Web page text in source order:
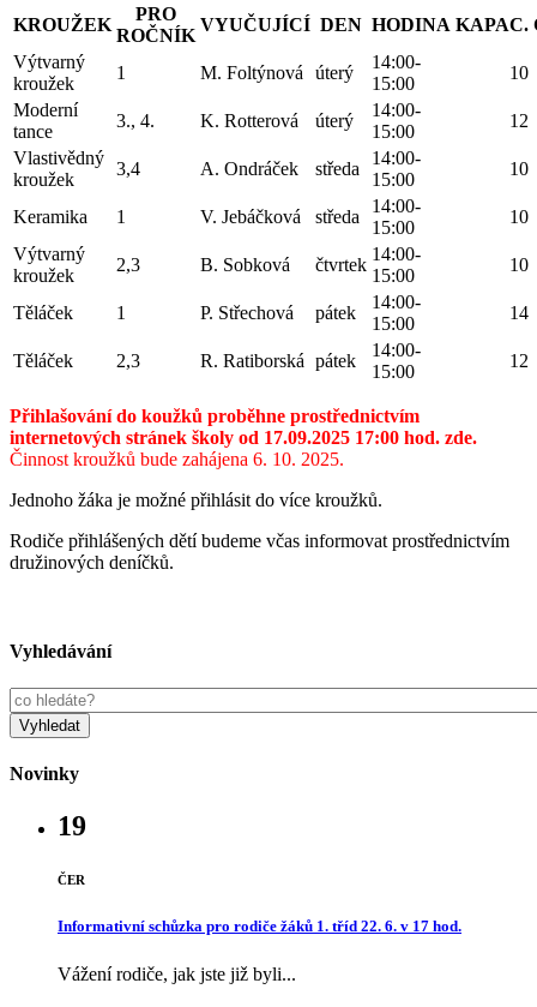
KROUŽEK
PRO
ROČNÍK
VYUČUJÍCÍ DEN HODINA KAPAC.
Výtvarný
kroužek
1 M. Foltýnová úterý
14:00-
15:00
10
Moderní
tance
3., 4. K. Rotterová úterý
14:00-
15:00
12
Vlastivědný
kroužek
3,4 A. Ondráček středa
14:00-
15:00
10
Keramika 1 V. Jebáčková středa
14:00-
15:00
10
Výtvarný
kroužek
2,3 B. Sobková čtvrtek
14:00-
15:00
10
Těláček 1 P. Střechová pátek
14:00-
15:00
14
Těláček 2,3 R. Ratiborská pátek
14:00-
15:00
12
Přihlašování do koužků proběhne prostřednictvím
internetových stránek školy od 17.09.2025 17:00 hod. zde.
Činnost kroužků bude zahájena 6. 10. 2025.
Jednoho žáka je možné přihlásit do více kroužků.
Rodiče přihlášených dětí budeme včas informovat prostřednictvím
družinových deníčků.
Vyhledávání
Novinky
19
ČER
Informativní schůzka pro rodiče žáků 1. tříd 22. 6. v 17 hod.
Vážení rodiče, jak jste již byli...